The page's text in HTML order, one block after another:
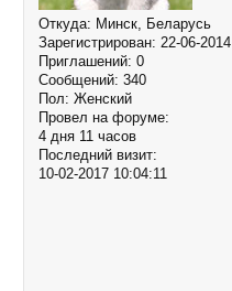
Откуда: Минск, Беларусь
Зарегистрирован: 22-06-2014
Приглашений: 0
Сообщений: 340
Пол: Женский
Провел на форуме:
4 дня 11 часов
Последний визит:
10-02-2017 10:04:11